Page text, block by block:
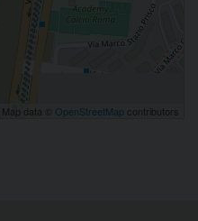
| Map data © OpenStreetMap contributors